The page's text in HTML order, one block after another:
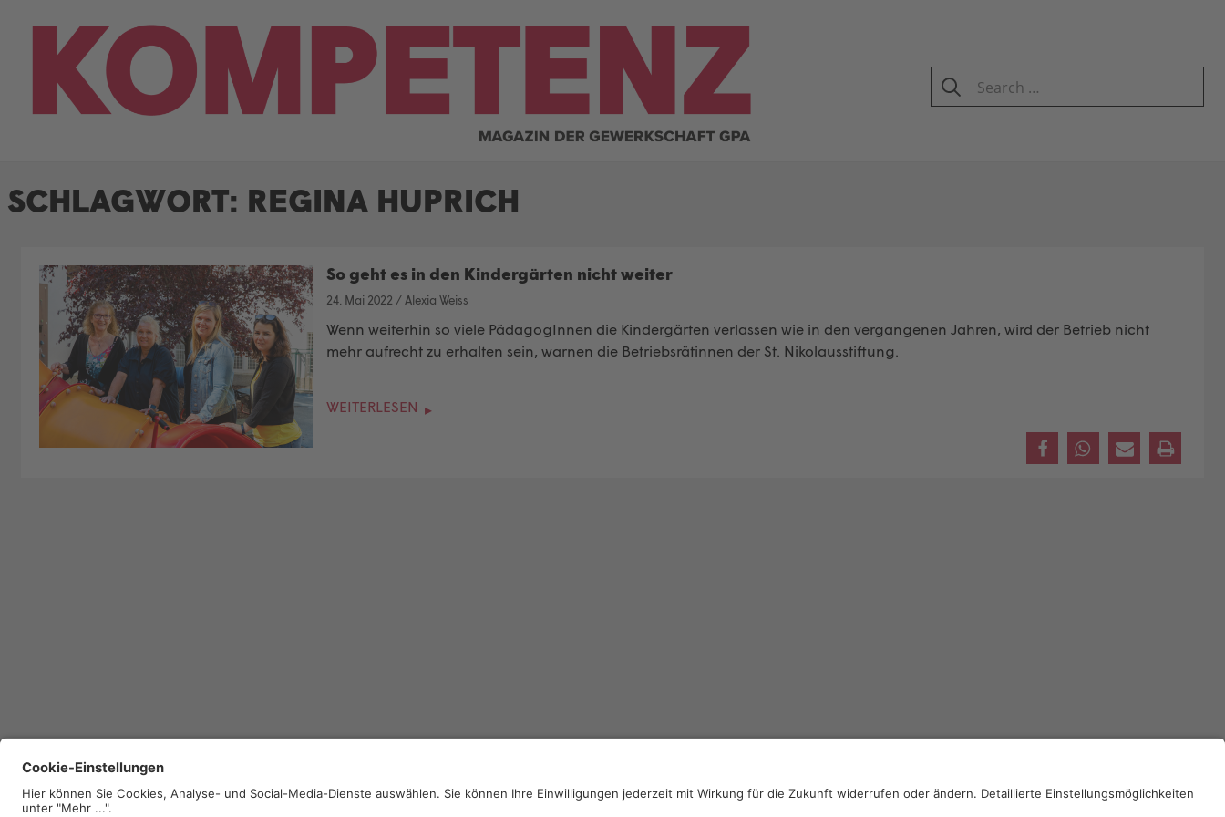
SEARCH
Search
for:
SCHLAGWORT: REGINA HUPRICH
So geht es in den Kindergärten nicht weiter
24. Mai 2022 / Alexia Weiss
Wenn weiterhin so viele PädagogInnen die Kindergärten verlassen wie in den vergangenen Jahren, wird der Betrieb nicht
mehr aufrecht zu erhalten sein, warnen die Betriebsrätinnen der St. Nikolausstiftung.
WEITERLESEN